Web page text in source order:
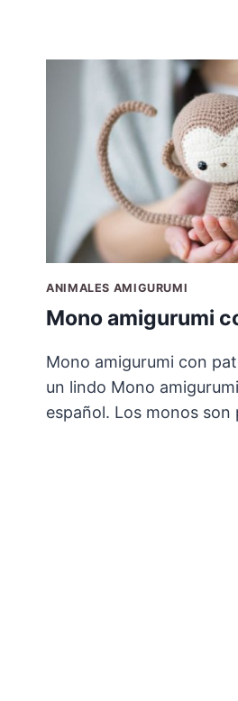
ANIMALES AMIGURUMI
Mono amigurumi
Mono amigurumi con
un lindo Mono
español. Los monos